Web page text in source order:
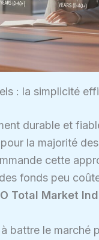
: la simplicité
durable et
la majorité
cette
fonds peu
Total Market
battre le marché